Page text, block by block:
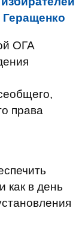
Геращенко
ОГА
права
как в день